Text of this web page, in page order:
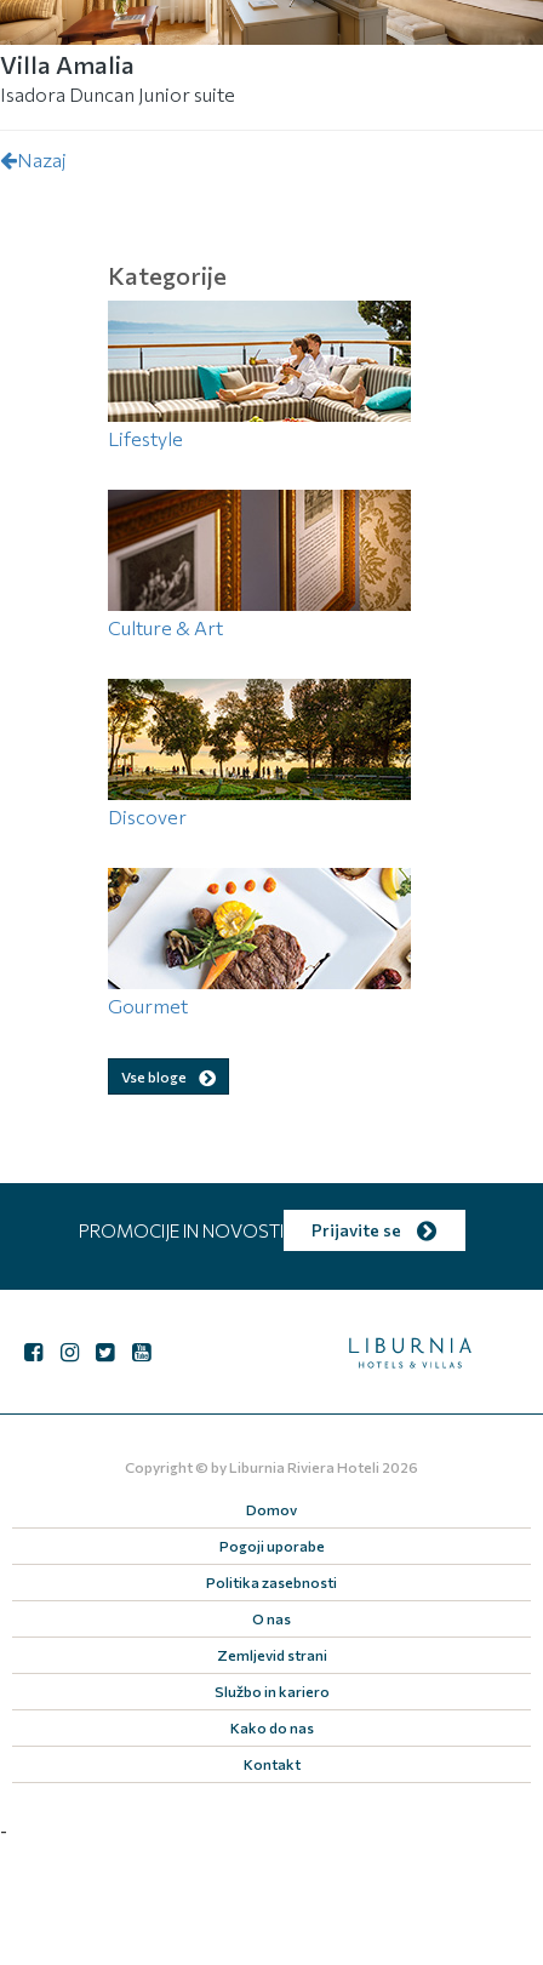
Villa Amalia
Isadora Duncan Junior suite
Nazaj
Kategorije
Lifestyle
Culture & Art
Discover
Gourmet
Vse bloge
PROMOCIJE IN NOVOSTI Prijavite se
Copyright © by Liburnia Riviera Hoteli 2026
Domov
Pogoji uporabe
Politika zasebnosti
O nas
Zemljevid strani
Službo in kariero
Kako do nas
Kontakt
-